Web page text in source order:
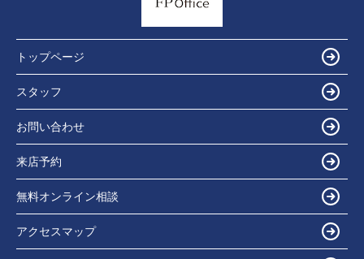
トップページ
スタッフ
お問い合わせ
来店予約
無料オンライン相談
アクセスマップ